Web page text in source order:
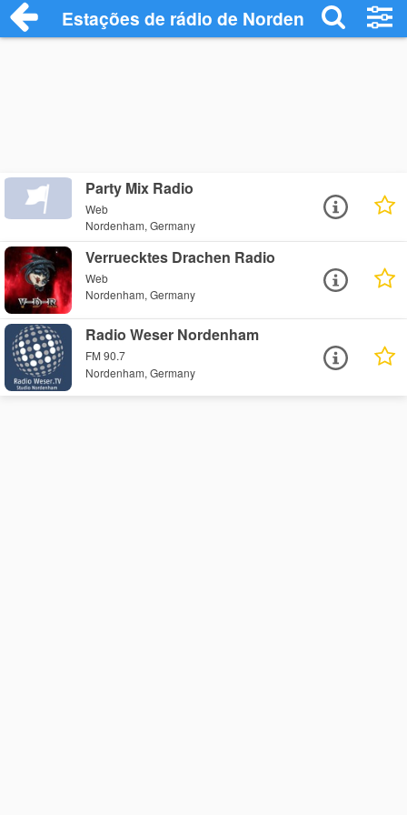
Estações de rádio de Nordenham - Ouça
Party Mix Radio
Web
Nordenham, Germany
Verruecktes Drachen Radio
Web
Nordenham, Germany
Radio Weser Nordenham
FM 90.7
Nordenham, Germany